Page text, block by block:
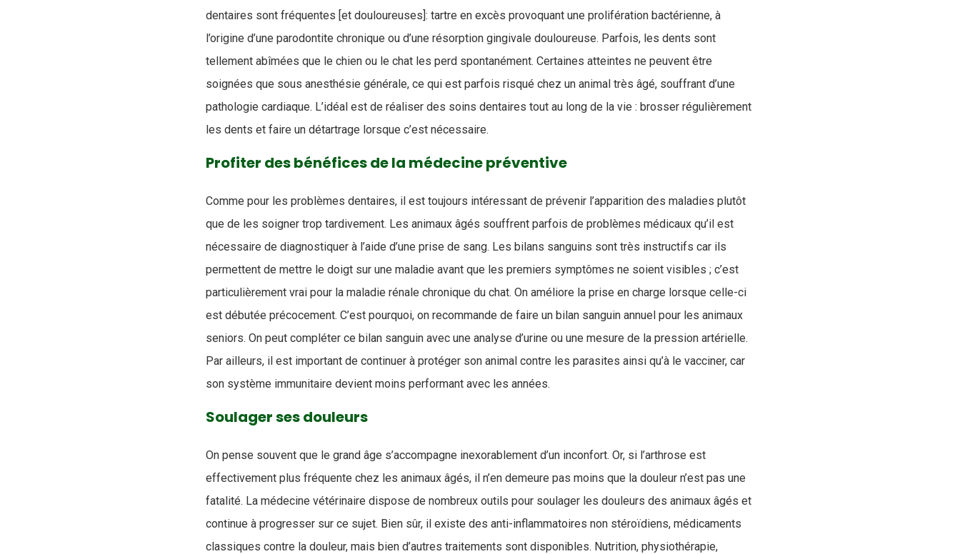
dentaires sont fréquentes [et douloureuses]: tartre en excès provoquant une prolifération bactérienne, à
l’origine d’une parodontite chronique ou d’une résorption gingivale douloureuse. Parfois, les dents sont
tellement abîmées que le chien ou le chat les perd spontanément. Certaines atteintes ne peuvent être
soignées que sous anesthésie générale, ce qui est parfois risqué chez un animal très âgé, souffrant d’une
pathologie cardiaque. L’idéal est de réaliser des soins dentaires tout au long de la vie : brosser régulièrement
les dents et faire un détartrage lorsque c’est nécessaire.
Profiter des bénéfices de la médecine préventive
Comme pour les problèmes dentaires, il est toujours intéressant de prévenir l’apparition des maladies plutôt
que de les soigner trop tardivement. Les animaux âgés souffrent parfois de problèmes médicaux qu’il est
nécessaire de diagnostiquer à l’aide d’une prise de sang. Les bilans sanguins sont très instructifs car ils
permettent de mettre le doigt sur une maladie avant que les premiers symptômes ne soient visibles ; c’est
particulièrement vrai pour la maladie rénale chronique du chat. On améliore la prise en charge lorsque celle-ci
est débutée précocement. C’est pourquoi, on recommande de faire un bilan sanguin annuel pour les animaux
seniors. On peut compléter ce bilan sanguin avec une analyse d’urine ou une mesure de la pression artérielle.
Par ailleurs, il est important de continuer à protéger son animal contre les parasites ainsi qu’à le vacciner, car
son système immunitaire devient moins performant avec les années.
Soulager ses douleurs
On pense souvent que le grand âge s’accompagne inexorablement d’un inconfort. Or, si l’arthrose est
effectivement plus fréquente chez les animaux âgés, il n’en demeure pas moins que la douleur n’est pas une
fatalité. La médecine vétérinaire dispose de nombreux outils pour soulager les douleurs des animaux âgés et
continue à progresser sur ce sujet. Bien sûr, il existe des anti-inflammatoires non stéroïdiens, médicaments
classiques contre la douleur, mais bien d’autres traitements sont disponibles. Nutrition, physiothérapie,